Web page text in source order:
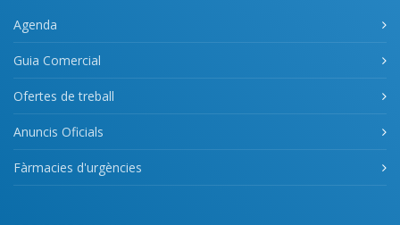
Agenda
Guia Comercial
Ofertes de treball
Anuncis Oficials
Fàrmacies d'urgències